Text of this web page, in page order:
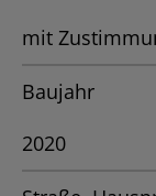
mit
Baujahr
2020